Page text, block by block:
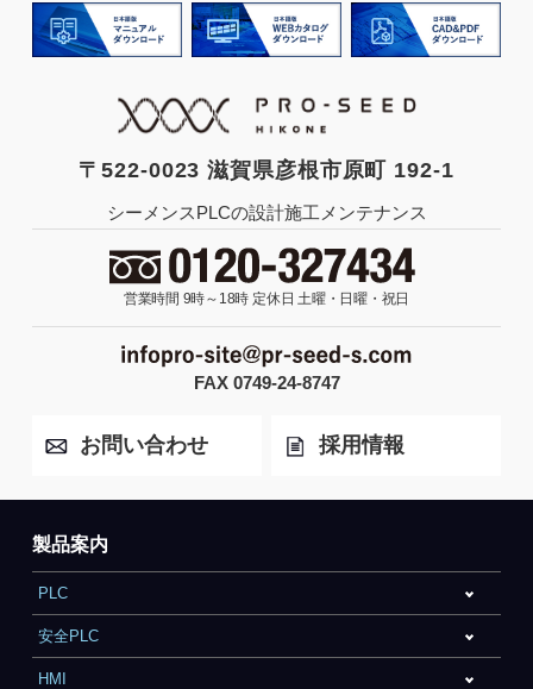
〒522-0023 滋賀県彦根市原町 192-1
シーメンスPLCの設計施工メンテナンス
営業時間 9時～18時 定休日 土曜・日曜・祝日
FAX 0749-24-8747
お問い合わせ 採用情報
製品案内
PLC
安全PLC
HMI